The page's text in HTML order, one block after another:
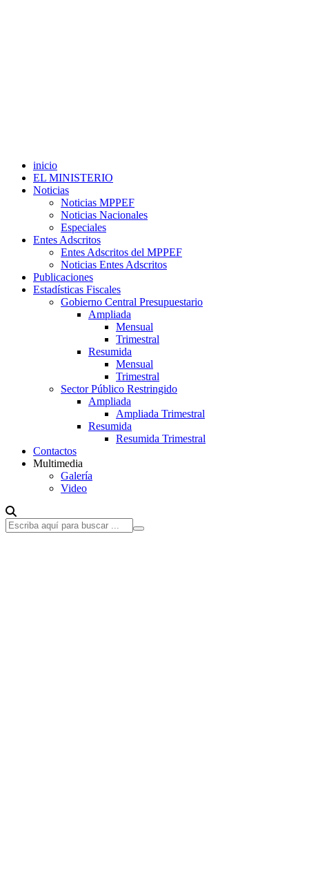
inicio
EL MINISTERIO
Noticias
Noticias MPPEF
Noticias Nacionales
Especiales
Entes Adscritos
Entes Adscritos del MPPEF
Noticias Entes Adscritos
Publicaciones
Estadísticas Fiscales
Gobierno Central Presupuestario
Ampliada
Mensual
Trimestral
Resumida
Mensual
Trimestral
Sector Público Restringido
Ampliada
Ampliada Trimestral
Resumida
Resumida Trimestral
Contactos
Multimedia
Galería
Video